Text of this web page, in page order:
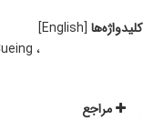
کلیدواژه‌ها [English]
مراجع